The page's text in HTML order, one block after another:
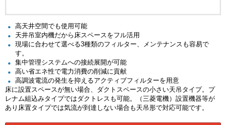
高天井空間でも使用可能
天井吊室内機だから床スペースをフル活用
現場に合わせて選べる3種類のフィルター、メンテナンスも容易で
す。
集中管理システムへの接続展開が可能
高い省エネ性で電力消費の削減に貢献
高調波電流の発生を抑えるアクティブフィルターを用意
床に設置スペースが無い場合、ダクトスペースの小さい天吊タイプ。プ
レナム組込みタイプではダクトレスも可能。（三菱電機）設置機器等が
あり床置タイプでは気流が到達しない場合も天吊形で対応可能です。